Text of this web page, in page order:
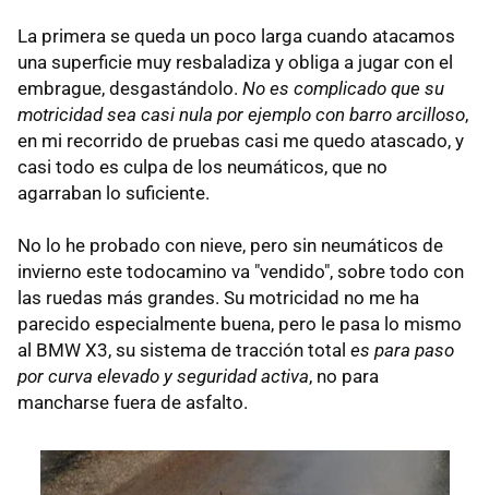
La primera se queda un poco larga cuando atacamos
una superficie muy resbaladiza y obliga a jugar con el
embrague, desgastándolo. No es complicado que su
motricidad sea casi nula por ejemplo con barro arcilloso,
en mi recorrido de pruebas casi me quedo atascado, y
casi todo es culpa de los neumáticos, que no
agarraban lo suficiente.
No lo he probado con nieve, pero sin neumáticos de
invierno este todocamino va "vendido", sobre todo con
las ruedas más grandes. Su motricidad no me ha
parecido especialmente buena, pero le pasa lo mismo
al BMW X3, su sistema de tracción total es para paso
por curva elevado y seguridad activa, no para
mancharse fuera de asfalto.